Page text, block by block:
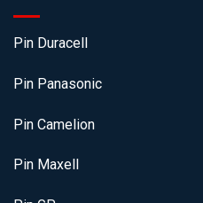
Pin Duracell
Pin Panasonic
Pin Camelion
Pin Maxell